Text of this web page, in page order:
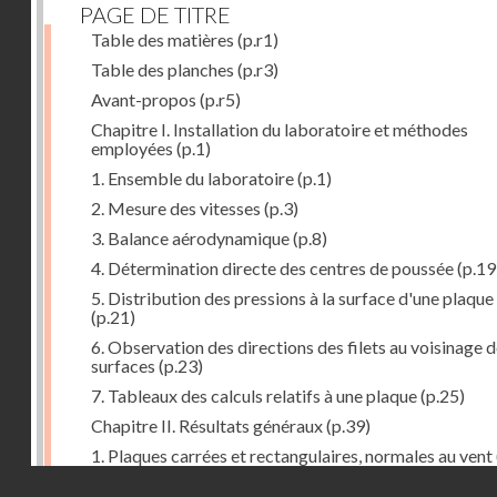
PAGE DE TITRE
Table des matières (p.r1)
Table des planches (p.r3)
Avant-propos (p.r5)
Chapitre I. Installation du laboratoire et méthodes
employées (p.1)
1. Ensemble du laboratoire(p.1)
2. Mesure des vitesses (p.3)
3. Balance aérodynamique(p.8)
4. Détermination directe des centres de poussée
5. Distribution des pressions à la surface d'une plaque
(p.21)
6. Observation des directions des filets au voisinage
surfaces (p.23)
7. Tableaux des calculs relatifs à une plaque(p.25)
Chapitre II. Résultats généraux(p.39)
1. Plaques carrées et rectangulaires, normales au vent